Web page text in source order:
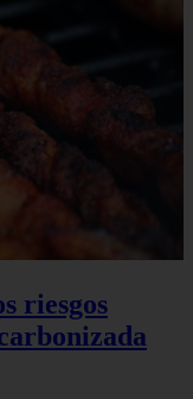
riesgos